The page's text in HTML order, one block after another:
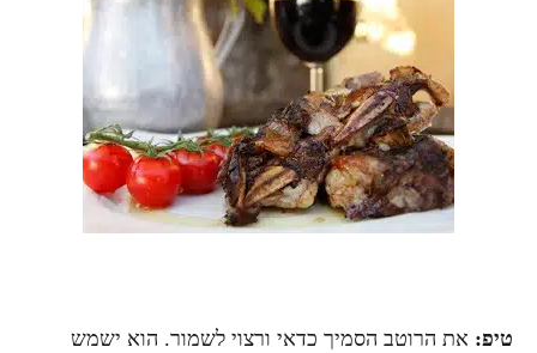
טיפ: את הרוטב הסמיך כדאי ורצוי לשמור. הוא ישמש